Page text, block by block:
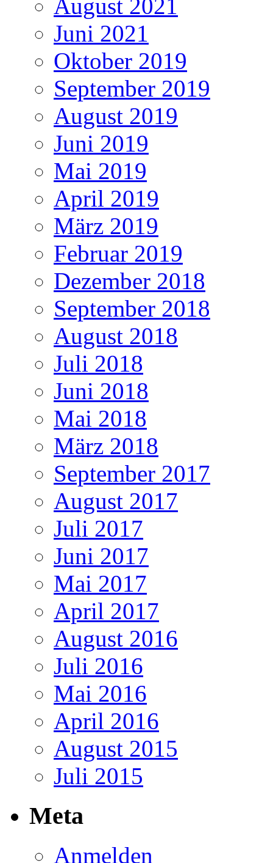
August 2021
Juni 2021
Oktober 2019
September 2019
August 2019
Juni 2019
Mai 2019
April 2019
März 2019
Februar 2019
Dezember 2018
September 2018
August 2018
Juli 2018
Juni 2018
Mai 2018
März 2018
September 2017
August 2017
Juli 2017
Juni 2017
Mai 2017
April 2017
August 2016
Juli 2016
Mai 2016
April 2016
August 2015
Juli 2015
Meta
Anmelden